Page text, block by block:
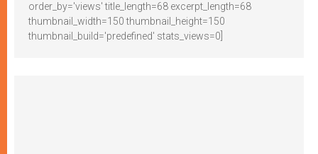
order_by='views' title_length=68 excerpt_length=68
thumbnail_width=150 thumbnail_height=150
thumbnail_build='predefined' stats_views=0]